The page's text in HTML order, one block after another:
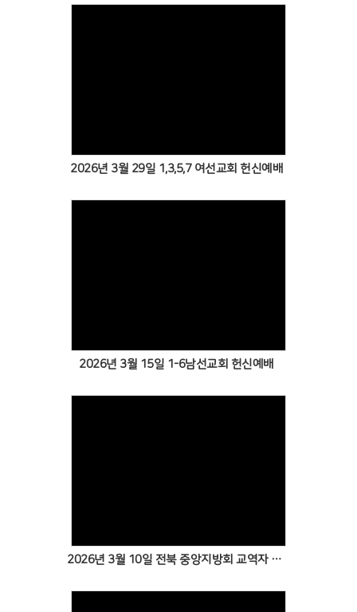
2026년 3월 29일 1,3,5,7 여선교회 헌신예배
2026년 3월 15일 1-6남선교회 헌신예배
2026년 3월 10일 전북 중앙지방회 교역자 모임